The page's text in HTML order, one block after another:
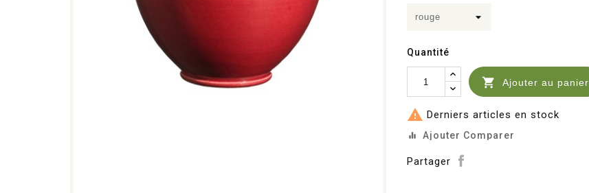
Quantité
 Ajouter au panier
 Derniers articles en stock
equalizer Ajouter Comparer
Partager